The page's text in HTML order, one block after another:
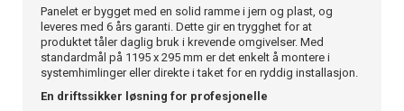
Panelet er bygget med en solid ramme i jern og plast, og
leveres med 6 års garanti. Dette gir en trygghet for at
produktet tåler daglig bruk i krevende omgivelser. Med
standardmål på 1195 x 295 mm er det enkelt å montere i
systemhimlinger eller direkte i taket for en ryddig installasjon.
En driftssikker løsning for profesjonelle